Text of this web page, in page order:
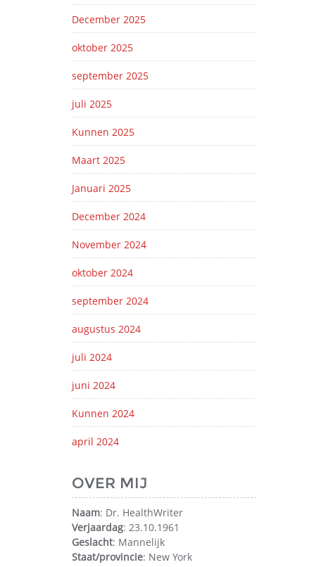
December 2025
oktober 2025
september 2025
juli 2025
Kunnen 2025
Maart 2025
Januari 2025
December 2024
November 2024
oktober 2024
september 2024
augustus 2024
juli 2024
juni 2024
Kunnen 2024
april 2024
OVER MIJ
Naam: Dr. HealthWriter
Verjaardag: 23.10.1961
Geslacht: Mannelijk
Staat/provincie: New York